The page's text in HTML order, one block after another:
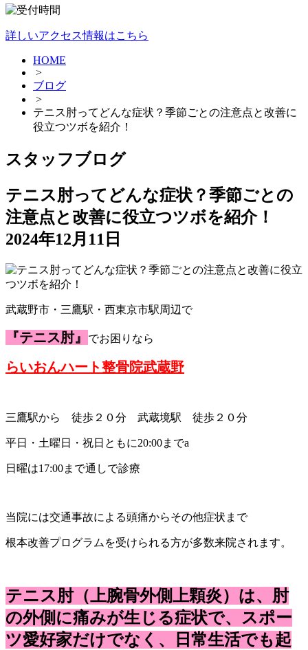
詳しいアクセス情報はこちら
HOME
>
ブログ
>
テニス肘ってどんな症状？季節ごとの注意点と改善に
役立つツボを紹介！
スタッフブログ
テニス肘ってどんな症状？季節ごとの
注意点と改善に役立つツボを紹介！
2024年12月11日
武蔵野市・三鷹駅・西東京市駅周辺で
『テニス肘』 でお困りなら
らいおんハート整骨院武蔵野
三鷹駅から 徒歩２０分 武蔵境駅 徒歩２０分
平日・土曜日・祝日ともに20:00までa
日曜は17:00まで通しで診療
当院には交通事故による頭痛からその他症状まで
根本改善プログラムを受けられる方が多数来院されます。
テニス肘（上腕骨外側上顆炎）は、肘
の外側に痛みが生じる症状で、スポー
ツ愛好家だけでなく、日常生活でも起